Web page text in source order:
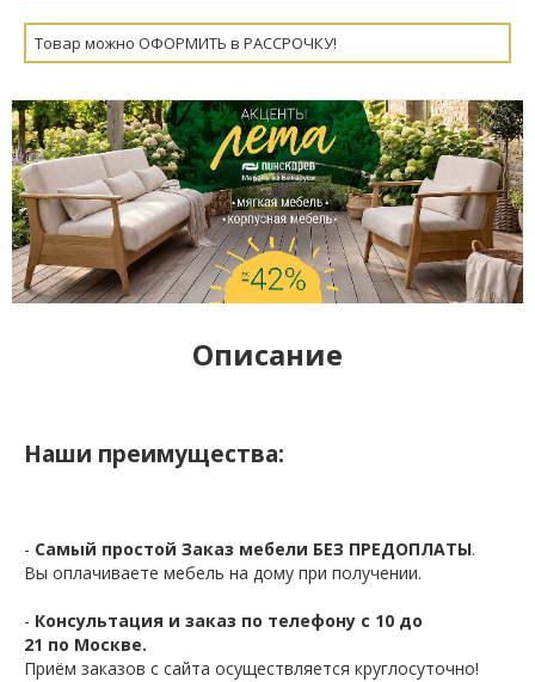
Товар можно ОФОРМИТЬ в РАССРОЧКУ!
Описание
Наши преимущества:
- Самый простой Заказ мебели БЕЗ ПРЕДОПЛАТЫ.
Вы оплачиваете мебель на дому при получении.
- Консультация и заказ по телефону с 10 до
21 по Москве.
Приём заказов с сайта осуществляется круглосуточно!